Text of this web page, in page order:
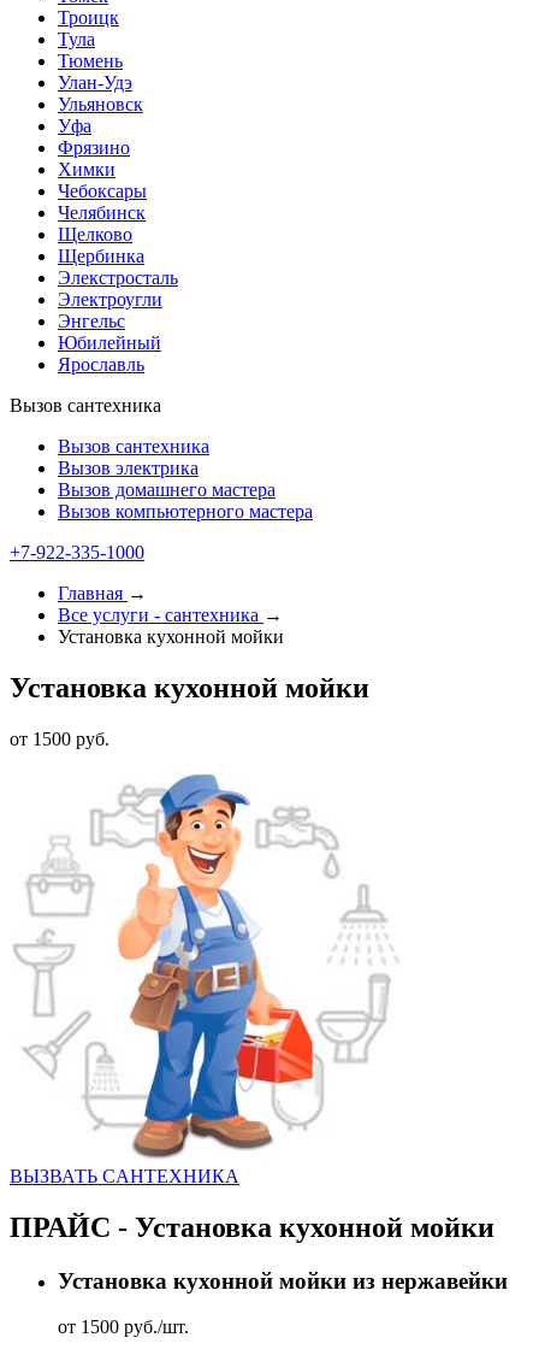
Троицк
Тула
Тюмень
Улан-Удэ
Ульяновск
Уфа
Фрязино
Химки
Чебоксары
Челябинск
Щелково
Щербинка
Элекстросталь
Электроугли
Энгельс
Юбилейный
Ярославль
Вызов сантехника
Вызов сантехника
Вызов электрика
Вызов домашнего мастера
Вызов компьютерного мастера
+7-922-335-2000
Главная →
Все услуги - cантехника →
Установка кухонной мойки
Установка кухонной мойки
от 1500 руб.
ВЫЗВАТЬ CАНТЕХНИКА
ПРАЙС - Установка кухонной мойки
Установка кухонной мойки из нержавейки
от 1500 руб./шт.